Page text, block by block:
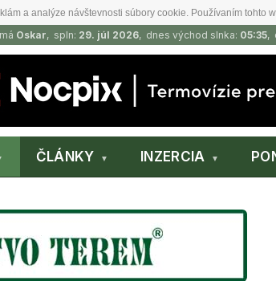
a analýze návštevnosti súbory cookie. Používaním tohto
Oskar, spln: 29. júl 2026, dnes východ slnka: 05:35,
ČLÁNKY INZERCIA